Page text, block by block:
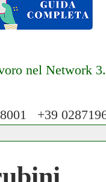
nel Network
+39